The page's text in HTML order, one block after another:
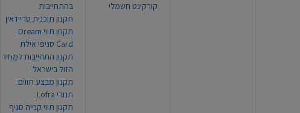
קורקינט חשמלי
בהתחייבות
תקנון תוכנית טריידאין
תקנון תווי Dream
Card סניפי אילת
תקנון התחייבות למחיר
הזול בישראל
תקנון מבצע תווים
תנורי Lofra
תקנון תווי קנייה סניף